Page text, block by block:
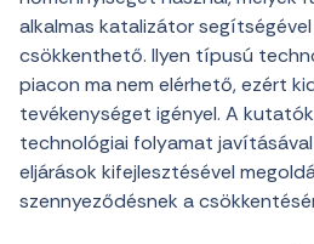
alkalmas katalizátor
csökkenthető. Ilyen típusú
piacon ma nem elérhető, ezért
tevékenységet igényel. A
technológiai folyamat
eljárások kifejlesztésével
szennyeződésnek a